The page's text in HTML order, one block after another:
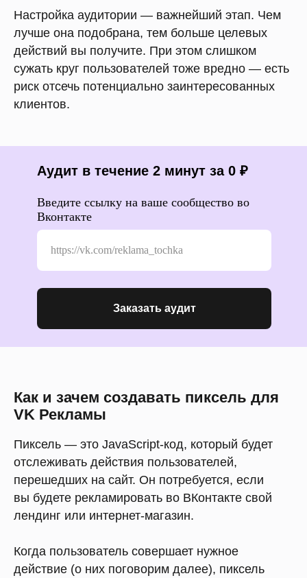
Настройка аудитории — важнейший этап. Чем
лучше она подобрана, тем больше целевых
действий вы получите. При этом слишком
сужать круг пользователей тоже вредно — есть
риск отсечь потенциально заинтересованных
клиентов.
Аудит в течение 2 минут за 0 ₽
Введите ссылку на ваше сообщество во
Вконтакте
Заказать аудит
Как и зачем создавать пиксель для
VK Рекламы
Пиксель — это JavaScript-код, который будет
отслеживать действия пользователей,
перешедших на сайт. Он потребуется, если
вы будете рекламировать во ВКонтакте свой
лендинг или интернет-магазин.
Когда пользователь совершает нужное
действие (о них поговорим далее), пиксель